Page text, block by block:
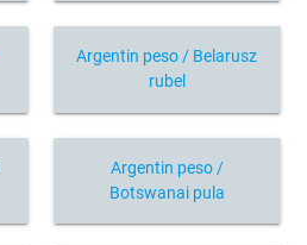
Argentin peso / Belarusz
rubel
Argentin peso /
Botswanai pula